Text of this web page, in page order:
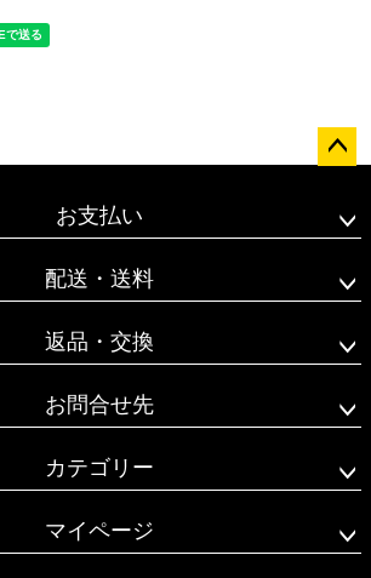
ップ
お支払い
配送・送料
返品・交換
お問合せ先
カテゴリー
マイページ